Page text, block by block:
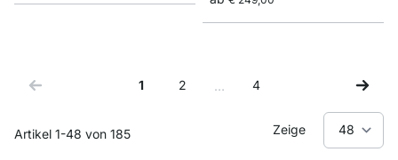
Artikel 1-48 von 185
Sie lesen gerade Seite
1
Seite
2 …
Seite
4
Zeige